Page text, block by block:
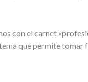
con el carnet
que permite tomar